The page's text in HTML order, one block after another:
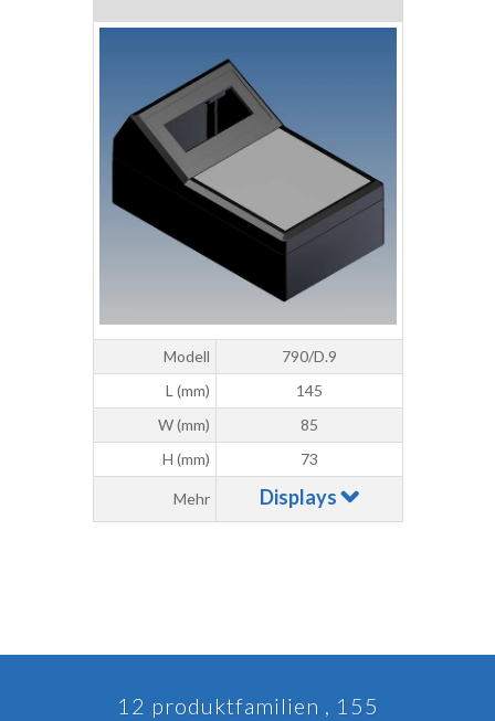
Modell
790/D.9
L (mm)
145
W (mm)
85
H (mm)
73
Mehr Displays
12 produktfamilien , 155